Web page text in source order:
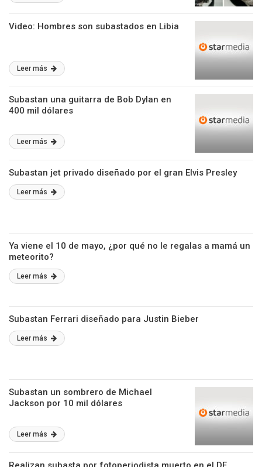
Video: Hombres son subastados en Libia
Leer más
Subastan una guitarra de Bob Dylan en
400 mil dólares
Leer más
Subastan jet privado diseñado por el gran Elvis Presley
Leer más
Ya viene el 10 de mayo, ¿por qué no le regalas a mamá un
meteorito?
Leer más
Subastan Ferrari diseñado para Justin Bieber
Leer más
Subastan un sombrero de Michael
Jackson por 10 mil dólares
Leer más